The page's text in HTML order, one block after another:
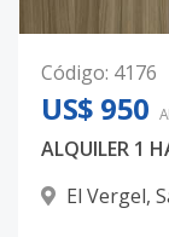
Código: 4176
US$ 950
ALQUILER 1
El Vergel,